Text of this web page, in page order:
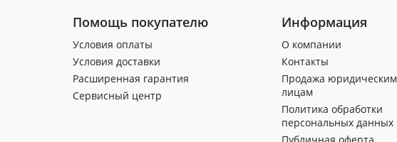
Помощь покупателю
Условия оплаты
Условия доставки
Расширенная гарантия
Сервисный центр
Информация
О компании
Контакты
Продажа юридическим
лицам
Политика обработки
персональных данных